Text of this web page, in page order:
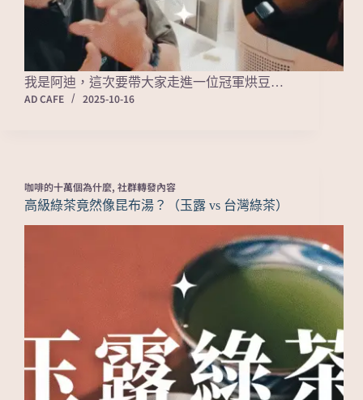
我是阿迪，這次要帶大家走進一位冠軍烘豆…
AD CAFE
2025-10-16
咖啡的十萬個為什麼, 社群轉發內容
高級綠茶竟然像昆布湯？（玉露 vs 台灣綠茶）